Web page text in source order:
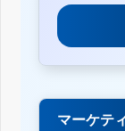
マーケテ